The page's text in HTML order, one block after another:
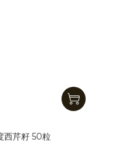
芹籽 50粒